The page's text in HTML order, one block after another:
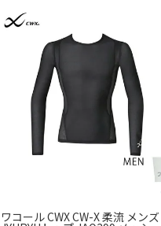
ワコール CWX CW-X 柔流 メンズ